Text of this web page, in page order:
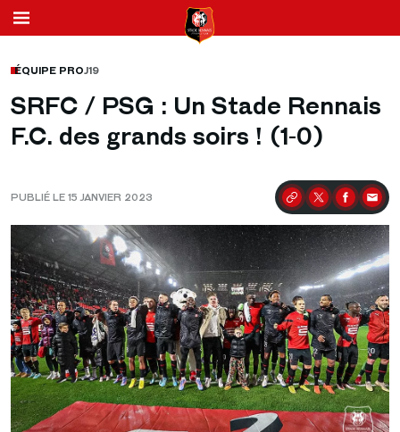
ÉQUIPE PROJ19
SRFC / PSG : Un Stade Rennais
F.C. des grands soirs ! (1-0)
PUBLIÉ LE 15 JANVIER 2023 Partager